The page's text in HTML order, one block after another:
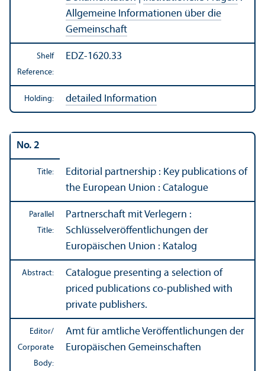
Allgemeine Informationen über die
Gemeinschaft
Shelf
Reference:
EDZ-1620.33
Holding: detailed Information
No. 2
Title:
Editorial partnership : Key publications of
the European Union : Catalogue
Parallel
Title:
Partnerschaft mit Verlegern :
Schlüsselveröffentlichungen der
Europäischen Union : Katalog
Abstract:
Catalogue presenting a selection of
priced publications co-published with
private publishers.
Editor/
Corporate
Body:
Amt für amtliche Veröffentlichungen der
Europäischen Gemeinschaften